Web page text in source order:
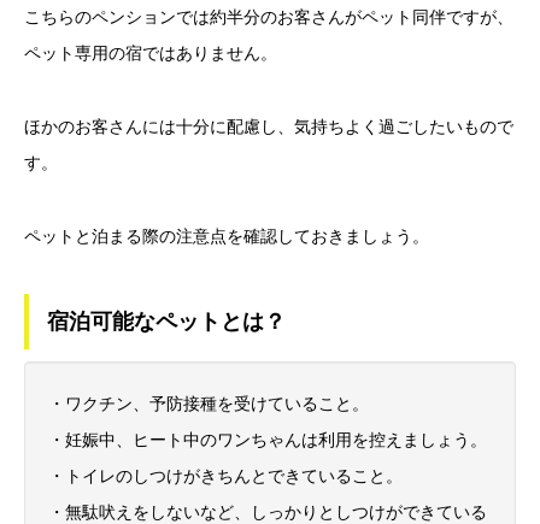
こちらのペンションでは約半分のお客さんがペット同伴ですが、
ペット専用の宿ではありません。
ほかのお客さんには十分に配慮し、気持ちよく過ごしたいもので
す。
ペットと泊まる際の注意点を確認しておきましょう。
宿泊可能なペットとは？
・ワクチン、予防接種を受けていること。
・妊娠中、ヒート中のワンちゃんは利用を控えましょう。
・トイレのしつけがきちんとできていること。
・無駄吠えをしないなど、しっかりとしつけができている